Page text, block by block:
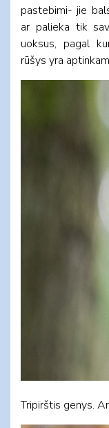
pastebimi- jie
ar palieka tik
uoksus, pagal
rūšys yra
Tripirštis genys.